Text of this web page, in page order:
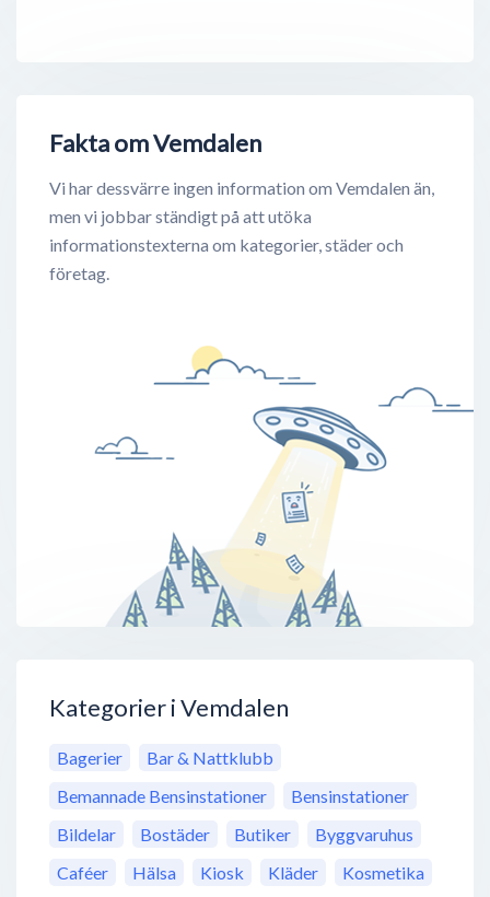
Fakta om Vemdalen
Vi har dessvärre ingen information om Vemdalen än,
men vi jobbar ständigt på att utöka
informationstexterna om kategorier, städer och
företag.
Kategorier i Vemdalen
Bagerier
Bar & Nattklubb
Bemannade Bensinstationer
Bensinstationer
Bildelar
Bostäder Butiker
Byggvaruhus
Caféer
Hälsa Kiosk Kläder
Kosmetika